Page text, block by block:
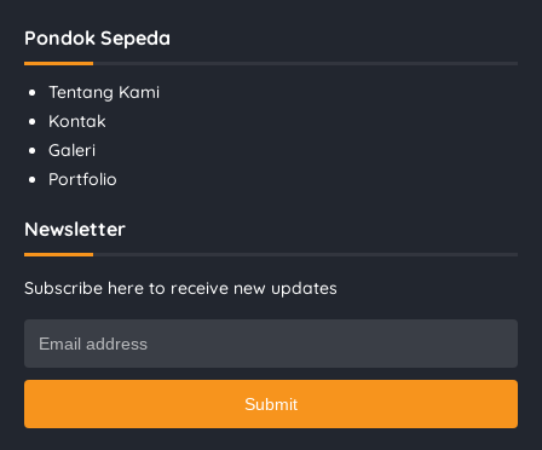
Pondok Sepeda
Tentang Kami
Kontak
Galeri
Portfolio
Newsletter
Subscribe here to receive new updates